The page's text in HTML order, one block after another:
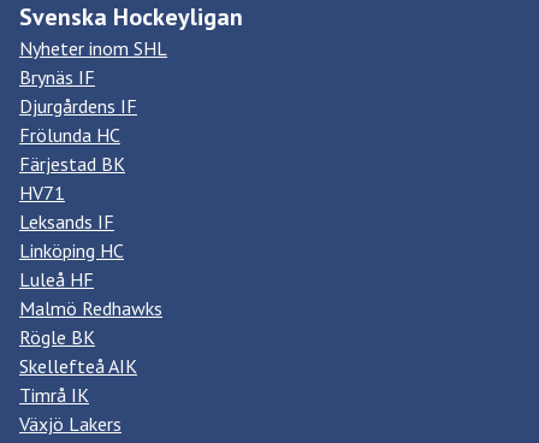
Svenska Hockeyligan
Nyheter inom SHL
Brynäs IF
Djurgårdens IF
Frölunda HC
Färjestad BK
HV71
Leksands IF
Linköping HC
Luleå HF
Malmö Redhawks
Rögle BK
Skellefteå AIK
Timrå IK
Växjö Lakers